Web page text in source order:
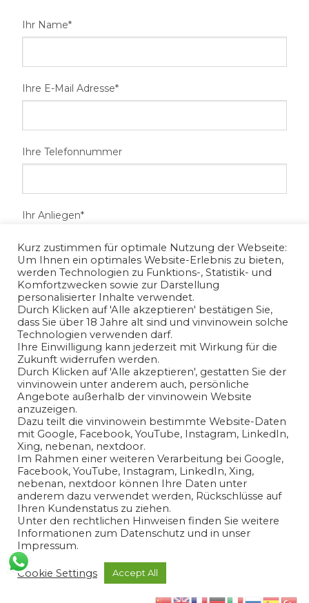
Ihr Name*
Ihre E-Mail Adresse*
Ihre Telefonnummer
Ihr Anliegen*
Ich habe dieDatenschutzerklärunggelesen und bin mit
der Verarbeitung meiner angegeben
personenbezogenen Daten in Übereinstimmung mit den
Bedingungen der Datenschutzerklärungeinverstanden.
Ja
Kurz zustimmen für optimale Nutzung der Webseite:
Um Ihnen ein optimales Website-Erlebnis zu bieten,
werden Technologien zu Funktions-, Statistik- und
Komfortzwecken sowie zur Darstellung
personalisierter Inhalte verwendet.
Durch Klicken auf 'Alle akzeptieren' bestätigen Sie,
dass Sie über 18 Jahre alt sind und vinvinowein solche
Technologien verwenden darf.
Ihre Einwilligung kann jederzeit mit Wirkung für die
Zukunft widerrufen werden.
Durch Klicken auf 'Alle akzeptieren', gestatten Sie der
vinvinowein unter anderem auch, persönliche
Angebote außerhalb der vinvinowein Website
anzuzeigen.
Dazu teilt die vinvinowein bestimmte Website-Daten
mit Google, Facebook, YouTube, Instagram, LinkedIn,
Xing, nebenan, nextdoor.
Im Rahmen einer weiteren Verarbeitung bei Google,
Facebook, YouTube, Instagram, LinkedIn, Xing,
nebenan, nextdoor können Ihre Daten unter
anderem dazu verwendet werden, Rückschlüsse auf
Ihren Kundenstatus zu ziehen.
Unter den rechtlichen Hinweisen finden Sie weitere
Informationen zum Datenschutz und in unser
Impressum.
Cookie Settings Accept All